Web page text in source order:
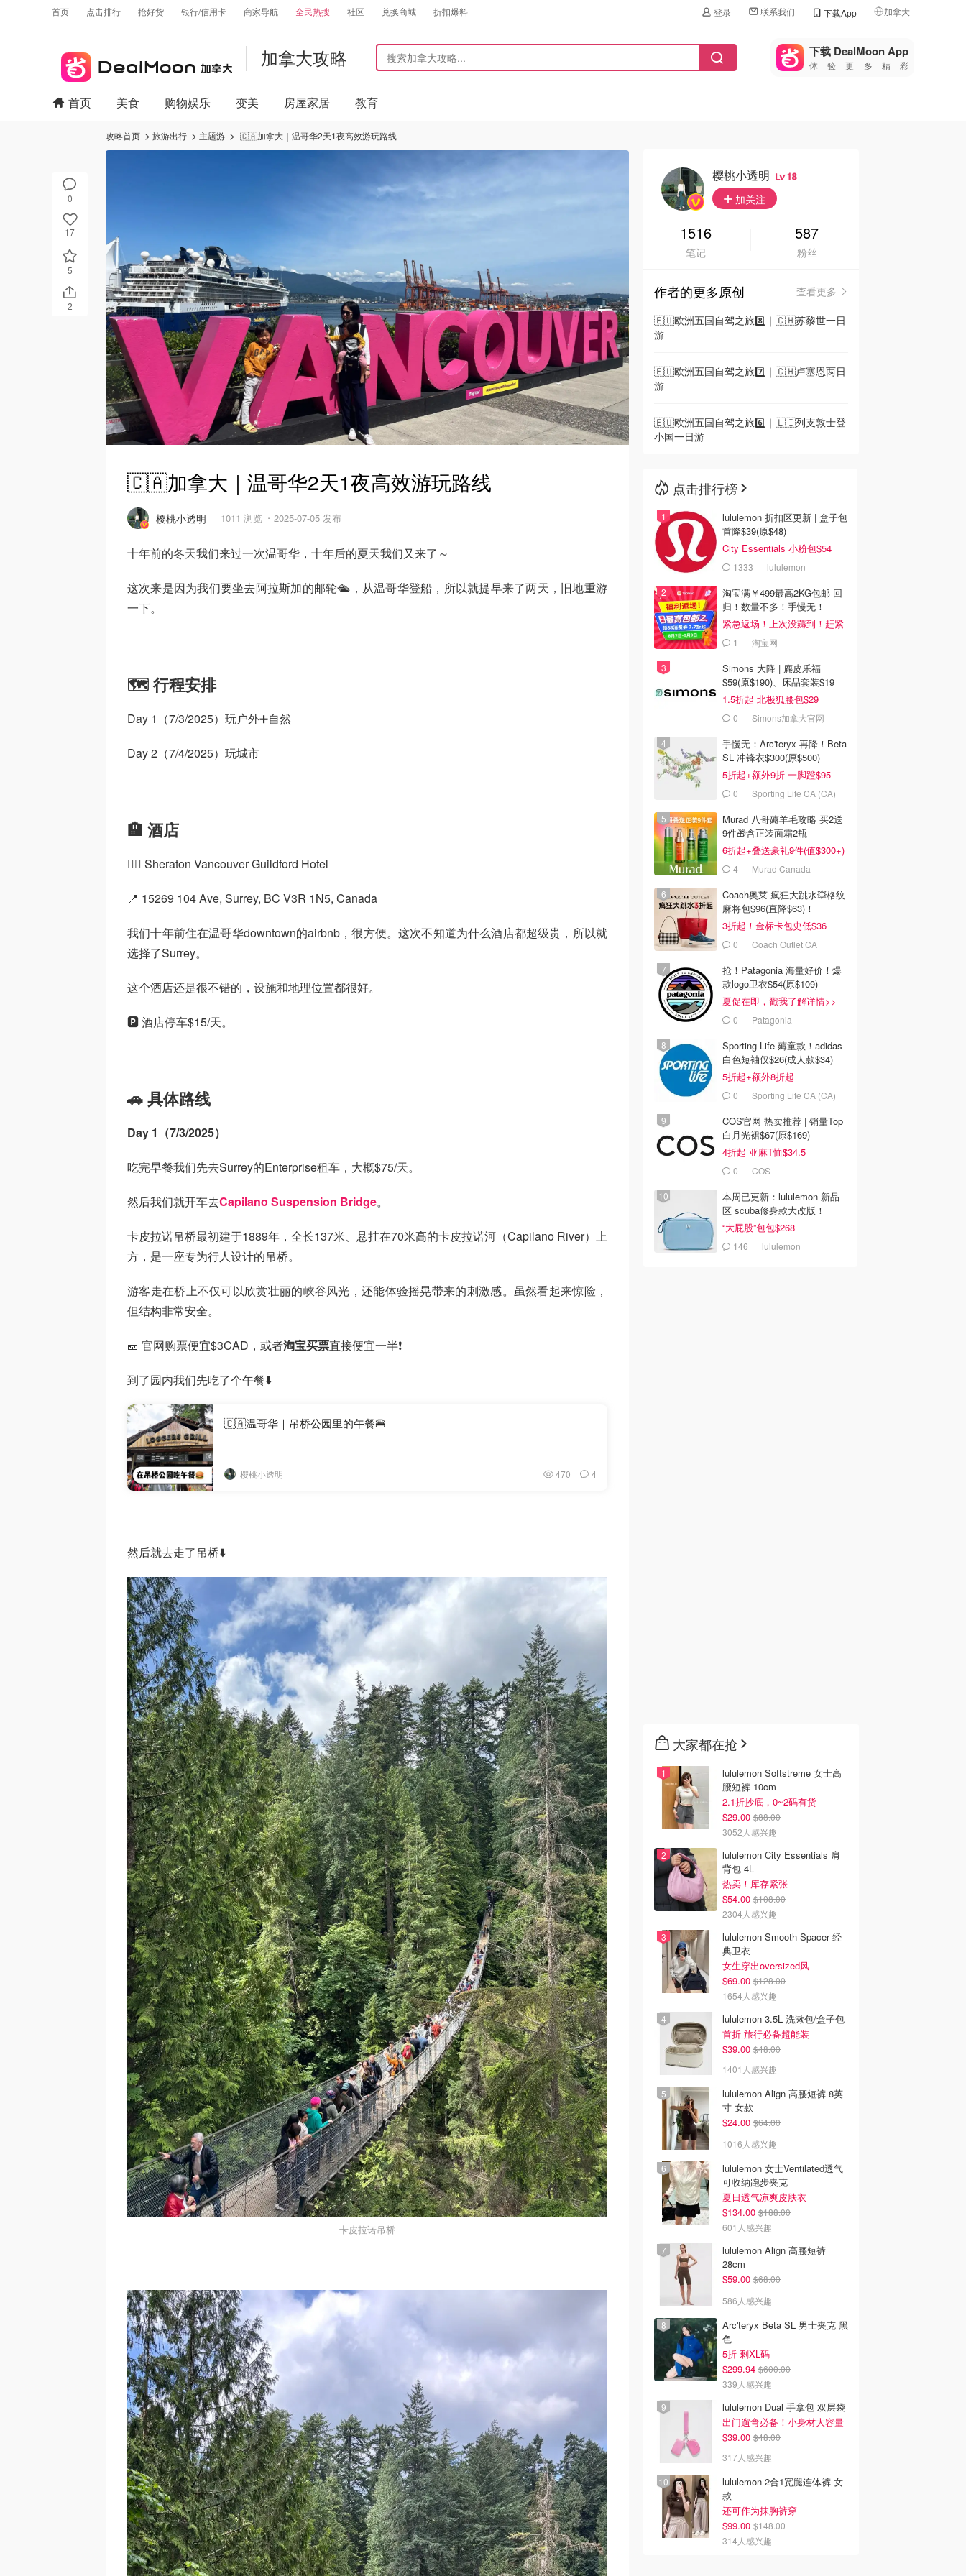
首页 点击排行 抢好货 银行/信用卡 商家导航 全民热搜 社区 兑换商城 折扣爆料 登录 联系我们 下载App 加拿大
🇺🇸
美国
🇨🇳中国
🇮🇹
🇦🇺
🇳🇿新西兰
加拿大攻略 下载 DealMoon App
体验更多精彩
0
17
5
2
首页 美食 购物娱乐 变美 房屋家居 教育
攻略首页 旅游出行 主题游 🇨🇦加拿大｜温哥华2天1夜高效游玩路线
🇨🇦加拿大｜温哥华2天1夜高效游玩路线
樱桃小透明 1011 浏览 2025-07-05 发布
十年前的冬天我们来过一次温哥华，十年后的夏天我们又来了～
这次来是因为我们要坐去阿拉斯加的邮轮🛳️，从温哥华登船，所以就提早来了两天，旧地重游
一下。
🗺️ 行程安排
Day 1（7/3/2025）玩户外➕自然
Day 2（7/4/2025）玩城市
🏨 酒店
👉🏼 Sheraton Vancouver Guildford Hotel
📍 15269 104 Ave, Surrey, BC V3R 1N5, Canada
我们十年前住在温哥华downtown的airbnb，很方便。这次不知道为什么酒店都超级贵，所以就
选择了Surrey。
这个酒店还是很不错的，设施和地理位置都很好。
🅿️ 酒店停车$15/天。
🚗 具体路线
Day 1（7/3/2025）
吃完早餐我们先去Surrey的Enterprise租车，大概$75/天。
然后我们就开车去Capilano Suspension Bridge。
卡皮拉诺吊桥最初建于1889年，全长137米、悬挂在70米高的卡皮拉诺河（Capilano River）上
方，是一座专为行人设计的吊桥。
游客走在桥上不仅可以欣赏壮丽的峡谷风光，还能体验摇晃带来的刺激感。虽然看起来惊险，
但结构非常安全。
🎫 官网购票便宜$3CAD，或者淘宝买票直接便宜一半❗️
到了园内我们先吃了个午餐⬇️
🇨🇦温哥华｜吊桥公园里的午餐🍔
樱桃小透明 470 4
然后就去走了吊桥⬇️
卡皮拉诺吊桥
樱桃小透明 18
加关注
1516
笔记
587
粉丝
作者的更多原创
查看更多
🇪🇺欧洲五国自驾之旅8️⃣｜🇨🇭苏黎世一日
游
🇪🇺欧洲五国自驾之旅7️⃣｜🇨🇭卢塞恩两日
游
🇪🇺欧洲五国自驾之旅6️⃣｜🇱🇮列支敦士登
小国一日游
点击排行榜
lululemon 折扣区更新 | 盒子包
首降$39(原$48)
City Essentials 小粉包$54
1333 lululemon
淘宝满￥499最高2KG包邮 回
归！数量不多！手慢无！
紧急返场！上次没薅到！赶紧
冲 1 淘宝网
Simons 大降 | 麂皮乐福
$59(原$190)、床品套装$19
1.5折起 北极狐腰包$29
0 Simons加拿大官网
手慢无：Arc'teryx 再降！Beta
SL 冲锋衣$300(原$500)
5折起+额外9折 一脚蹬$95
0 Sporting Life CA (CA)
Murad 八哥薅羊毛攻略 买2送
9件🎁含正装面霜2瓶
6折起+叠送豪礼9件(值$300+)
4 Murad Canada
Coach奥莱 疯狂大跳水💥格纹
麻将包$96(直降$63)！
3折起！金标卡包史低$36
0 Coach Outlet CA
抢！Patagonia 海量好价！爆
款logo卫衣$54(原$109)
夏促在即，戳我了解详情>>
0 Patagonia
Sporting Life 薅童款！adidas
白色短袖仅$26(成人款$34)
5折起+额外8折起
0 Sporting Life CA (CA)
COS官网 热卖推荐 | 销量Top
白月光裙$67(原$169)
4折起 亚麻T恤$34.5
0 COS
本周已更新：lululemon 新品
区 scuba修身款大改版！
“大屁股”包包$268
146 lululemon
大家都在抢
lululemon Softstreme 女士高
腰短裤 10cm
2.1折抄底，0~2码有货
$29.00 $88.00
3052人感兴趣
lululemon City Essentials 肩
背包 4L
热卖！库存紧张
$54.00 $108.00
2304人感兴趣
lululemon Smooth Spacer 经
典卫衣
女生穿出oversized风
$69.00 $128.00
1654人感兴趣
lululemon 3.5L 洗漱包/盒子包
首折 旅行必备超能装
$39.00 $48.00
1401人感兴趣
lululemon Align 高腰短裤 8英
寸 女款
$24.00 $64.00
1016人感兴趣
lululemon 女士Ventilated透气
可收纳跑步夹克
夏日透气凉爽皮肤衣
$134.00 $188.00
601人感兴趣
lululemon Align 高腰短裤
28cm
$59.00 $68.00
586人感兴趣
Arc'teryx Beta SL 男士夹克 黑
色
5折 剩XL码
$299.94 $600.00
339人感兴趣
lululemon Dual 手拿包 双层袋
出门遛弯必备！小身材大容量
$39.00 $48.00
317人感兴趣
lululemon 2合1宽腿连体裤 女
款
还可作为抹胸裤穿
$99.00 $148.00
314人感兴趣